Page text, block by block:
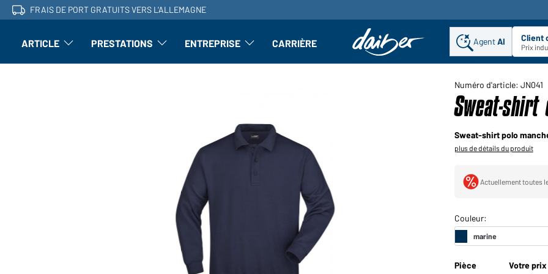
FRAIS DE PORT GRATUITS VERS L'ALLEMAGNE
ARTICLE l'article : Ouvrir le sous-menu
PRESTATIONS Perfectionnement : ouvrir le sous-menu
ENTREPRISE L'entreprise : Ouvrir le sous-menu
CARRIÈRE AgentAI Client
Prix
Numéro d'article: JN041
Sweat-
Sweat-shirt polo
plus de détails du produit
Actuellement toutes
Pièce Votre